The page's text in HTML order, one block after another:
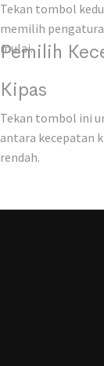
Tekan tombol
memilih
mulai.
Pemilih
Kipas
Tekan tombol ini
antara kecepatan
rendah.